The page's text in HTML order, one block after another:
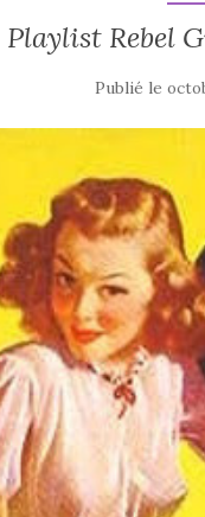
Playlist Rebel
Publié le